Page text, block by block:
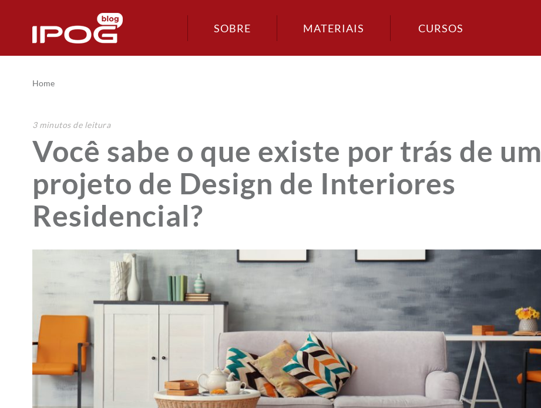
SOBRE MATERIAIS CURSOS
Home
3 minutosde leitura
Você sabe o que existe por trás de um
projeto de Design de Interiores
Residencial?